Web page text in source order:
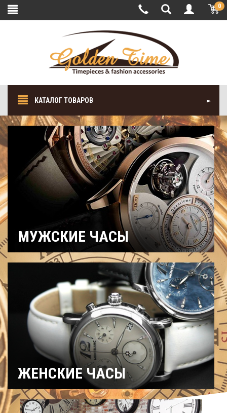
0
КАТАЛОГ ТОВАРОВ
МУЖСКИЕ ЧАСЫ
Рыбацкие
Охотничьи
Механические
Кварцевые
Хронографы
Электронные
Спортивные
Карманные
Дайверские Скелетоны
ЖЕНСКИЕ ЧАСЫ
Спортивные Керамические
Механические
На ремешке
С
Титановые